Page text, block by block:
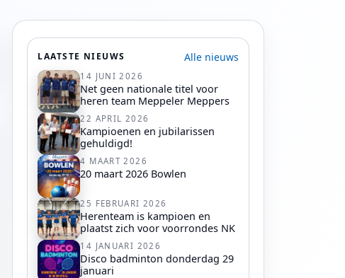
LAATSTE NIEUWS Alle nieuws
14 JUNI 2026
Net geen nationale titel voor
heren team Meppeler Meppers
22 APRIL 2026
Kampioenen en jubilarissen
gehuldigd!
4 MAART 2026
20 maart 2026 Bowlen
25 FEBRUARI 2026
Herenteam is kampioen en
plaatst zich voor voorrondes NK
14 JANUARI 2026
Disco badminton donderdag 29
januari